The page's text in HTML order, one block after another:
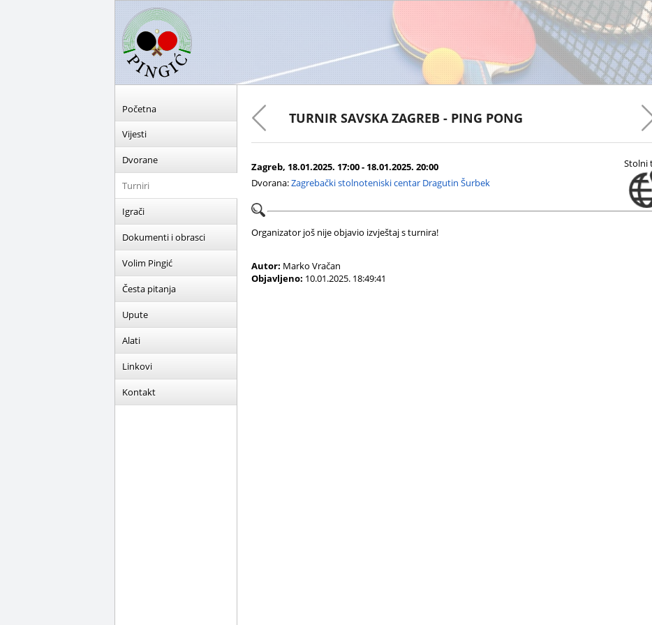
Početna
Vijesti
Dvorane
Turniri
Igrači
Dokumenti i obrasci
Volim Pingić
Česta pitanja
Upute
Alati
Linkovi
Kontakt
TURNIR SAVSKA ZAGREB - PING PONG
Zagreb, 18.01.2025. 17:00 - 18.01.2025. 20:00
Dvorana:Zagrebački stolnoteniski centar Dragutin Šurbek
Stolni
Organizator još nije objavio izvještaj s turnira!
Autor: Marko Vračan
Objavljeno: 10.01.2025. 18:49:41